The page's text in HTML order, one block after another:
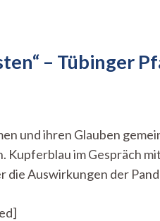
– Tübinger
und ihren Glauben
im Gespräch
die Auswirkungen der